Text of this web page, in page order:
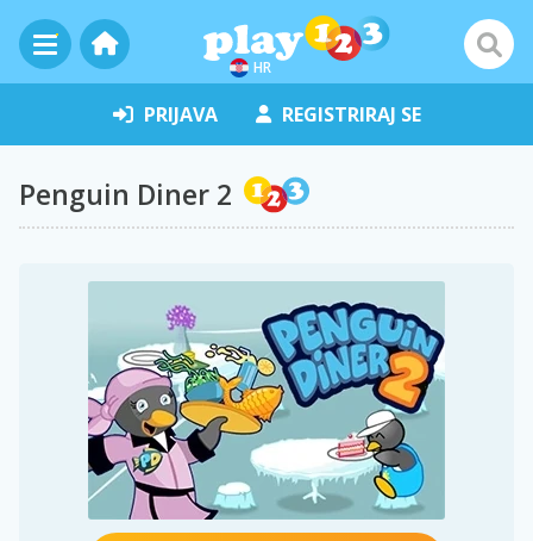
HR
PRIJAVA REGISTRIRAJ SE
Penguin Diner 2